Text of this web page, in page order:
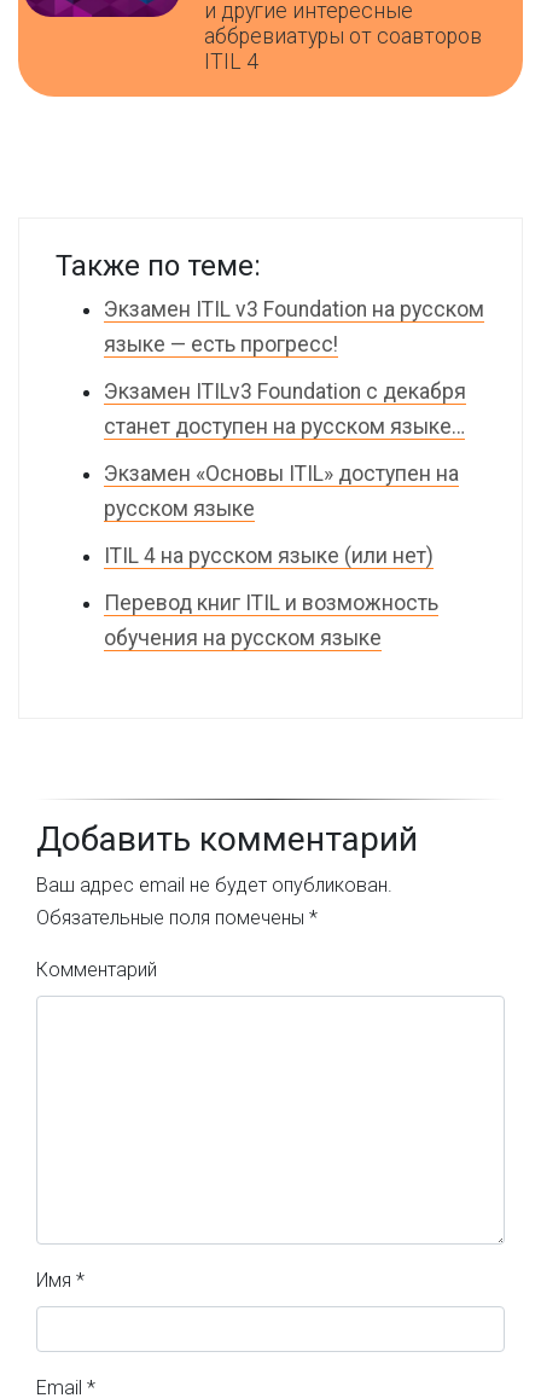
и другие интересные
аббревиатуры от соавторов
ITIL 4
Также по теме:
Экзамен ITIL v3 Foundation на русском
языке — есть прогресс!
Экзамен ITILv3 Foundation с декабря
станет доступен на русском языке…
Экзамен «Основы ITIL» доступен на
русском языке
ITIL 4 на русском языке (или нет)
Перевод книг ITIL и возможность
обучения на русском языке
Добавить комментарий
Ваш адрес email не будет опубликован.
Обязательные поля помечены *
Комментарий
Имя *
Email *